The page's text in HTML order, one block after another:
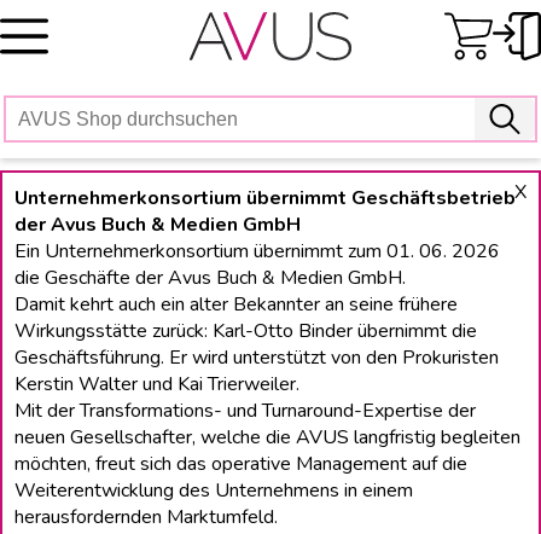
Skip
to
X
Unternehmerkonsortium übernimmt Geschäftsbetrieb
der Avus Buch & Medien GmbH
Ein Unternehmerkonsortium übernimmt zum 01. 06. 2026
die Geschäfte der Avus Buch & Medien GmbH.
Damit kehrt auch ein alter Bekannter an seine frühere
Wirkungsstätte zurück: Karl-Otto Binder übernimmt die
Geschäftsführung. Er wird unterstützt von den Prokuristen
Kerstin Walter und Kai Trierweiler.
Mit der Transformations- und Turnaround-Expertise der
neuen Gesellschafter, welche die AVUS langfristig begleiten
möchten, freut sich das operative Management auf die
Weiterentwicklung des Unternehmens in einem
herausfordernden Marktumfeld.